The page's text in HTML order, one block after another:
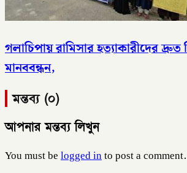
গলাচিপায় রামিসার হত্যাকারীদের দ্রুত
মানববন্ধন,
মন্তব্য (০)
আপনার মন্তব্য লিখুন
You must belogged into post a comment.